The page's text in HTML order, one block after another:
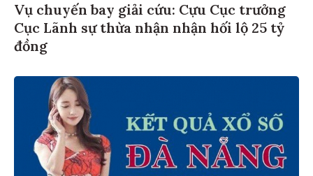
Vụ chuyến bay giải cứu: Cựu Cục trưởng
Cục Lãnh sự thừa nhận nhận hối lộ 25 tỷ
đồng